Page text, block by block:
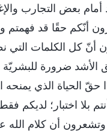
بعض التجارب
أنّكم حقًا قد فهمتم
كل الكلمات التي
الأشد ضرورة للبشريّة
حقّ الحياة الذي يمنحه
بلا اختبار؛ لديكم
أن كلام الله